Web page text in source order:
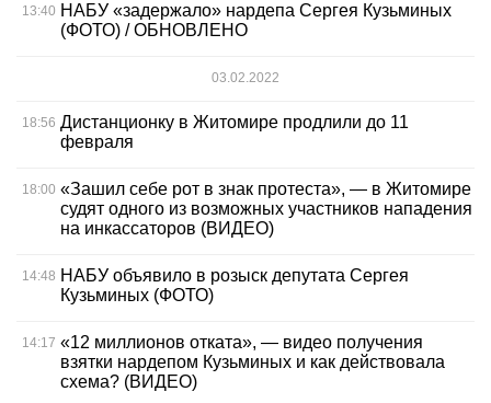
13:40 НАБУ «задержало» нардепа Сергея Кузьминых
(ФОТО) / ОБНОВЛЕНО
03.02.2022
18:56 Дистанционку в Житомире продлили до 11
февраля
18:00 «Зашил себе рот в знак протеста», — в Житомире
судят одного из возможных участников нападения
на инкассаторов (ВИДЕО)
14:48 НАБУ объявило в розыск депутата Сергея
Кузьминых (ФОТО)
14:17 «12 миллионов отката», — видео получения
взятки нардепом Кузьминых и как действовала
схема? (ВИДЕО)